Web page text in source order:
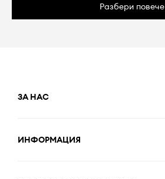
Разбери повече
ЗА НАС
ИНФОРМАЦИЯ